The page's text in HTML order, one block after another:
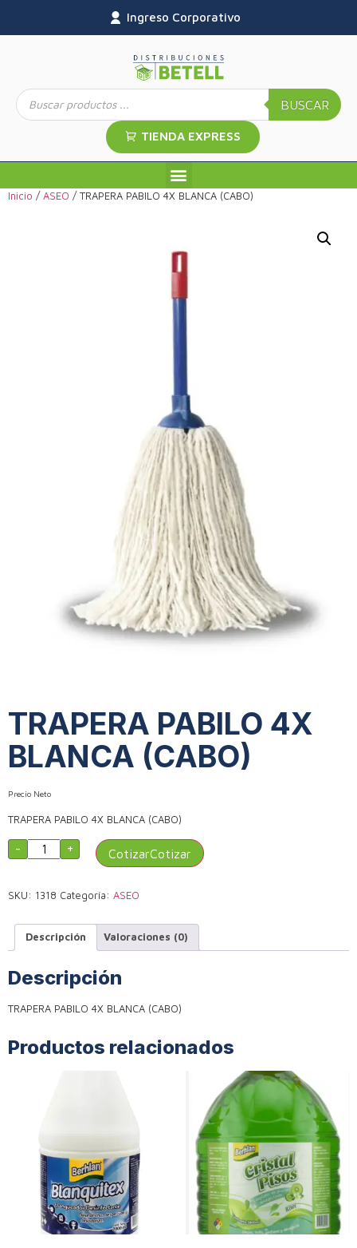
Ingreso Corporativo
BUSCAR
TIENDA EXPRESS
Inicio /ASEO / TRAPERA PABILO 4X BLANCA (CABO)
TRAPERA PABILO 4X
BLANCA (CABO)
Precio Neto
TRAPERA PABILO 4X BLANCA (CABO)
- + Cotizar
SKU: 1318 Categoría: ASEO
Descripción Valoraciones (0)
Descripción
TRAPERA PABILO 4X BLANCA (CABO)
Productos relacionados